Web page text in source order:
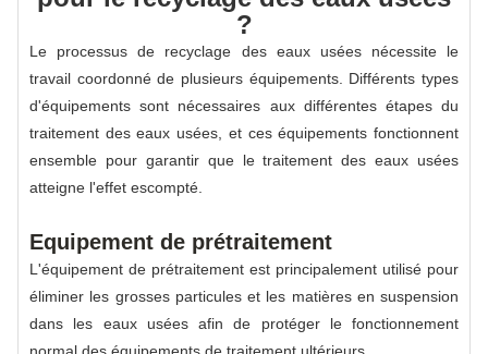
?
Le processus de recyclage des eaux usées nécessite le
travail coordonné de plusieurs équipements. Différents types
d'équipements sont nécessaires aux différentes étapes du
traitement des eaux usées, et ces équipements fonctionnent
ensemble pour garantir que le traitement des eaux usées
atteigne l'effet escompté.
Equipement de prétraitement
L'équipement de prétraitement est principalement utilisé pour
éliminer les grosses particules et les matières en suspension
dans les eaux usées afin de protéger le fonctionnement
normal des équipements de traitement ultérieurs.